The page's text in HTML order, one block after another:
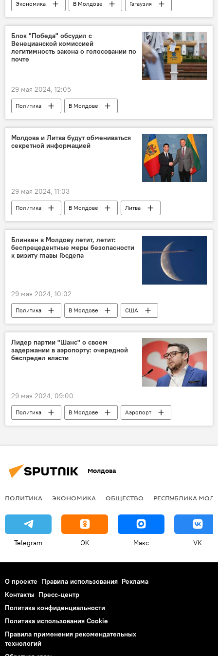
Экономика В Молдове
Гагаузия
Илан Шор
Россия
Блок "Победа" обсудил с
Венецианской комиссией
легитимность закона о голосовании по
почте
29 мая 2024, 12:05
Политика
В Молдове
Блок "Победа"
Венецианская комиссия
Молдова и Литва будут обмениваться
секретной информацией
29 мая 2024, 11:03
Политика В Молдове Литва
Блинкен в Молдову летит, летит:
беспрецедентные меры безопасности
к визиту главы Госдепа
29 мая 2024, 10:02
Политика В Молдове
США
госсекретарь
визит
Лидер партии "Шанс" о своем
задержании в аэропорту: очередной
беспредел власти
29 мая 2024, 09:00
Политика В Молдове
Аэропорт
Партия "Шанс"
задержание
Молдова
ПОЛИТИКА ЭКОНОМИКА ОБЩЕСТВО РЕСПУБЛИКА
Telegram OK Макс VK
О проекте Правила использования Реклама
Контакты Пресс-центр
Политика конфиденциальности
Политика использования Cookie
Правила применения рекомендательных
технологий